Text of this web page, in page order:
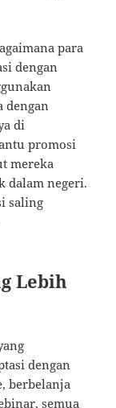
para
dengan
dengan
di
promosi
mereka
dalam negeri.
saling
Lebih
dengan
berbelanja
semua